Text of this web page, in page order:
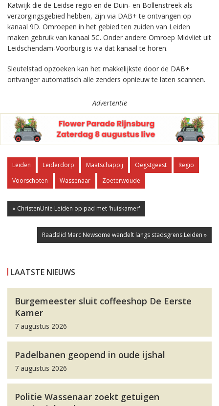
Katwijk die de Leidse regio en de Duin- en Bollenstreek als
verzorgingsgebied hebben, zijn via DAB+ te ontvangen op
kanaal 9D. Omroepen in het gebied ten zuiden van Leiden
maken gebruik van kanaal 5C. Onder andere Omroep Midvliet uit
Leidschendam-Voorburg is via dat kanaal te horen.
Sleutelstad opzoeken kan het makkelijkste door de DAB+
ontvanger automatisch alle zenders opnieuw te laten scannen.
Advertentie
Leiden Leiderdorp Maatschappij Oegstgeest
Regio
Voorschoten
Wassenaar Zoeterwoude
« ChristenUnie Leiden op pad met 'huiskamer'
Raadslid Marc Newsome wandelt langs stadsgrens Leiden »
LAATSTE NIEUWS
Burgemeester sluit coffeeshop De Eerste
Kamer
7 augustus 2026
Padelbanen geopend in oude ijshal
7 augustus 2026
Politie Wassenaar zoekt getuigen